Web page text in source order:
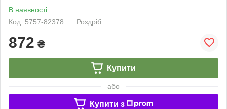
В наявності
Код: 5757-82378
Роздріб
872 ₴
Купити
або
Купити з